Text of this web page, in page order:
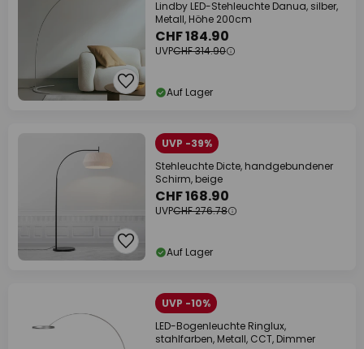
Lindby LED-Stehleuchte Danua, silber,
Metall, Höhe 200cm
CHF 184.90
UVPCHF 314.90
Auf Lager
UVP -39%
Stehleuchte Dicte, handgebundener
Schirm, beige
CHF 168.90
UVPCHF 276.78
Auf Lager
UVP -10%
LED-Bogenleuchte Ringlux,
stahlfarben, Metall, CCT, Dimmer